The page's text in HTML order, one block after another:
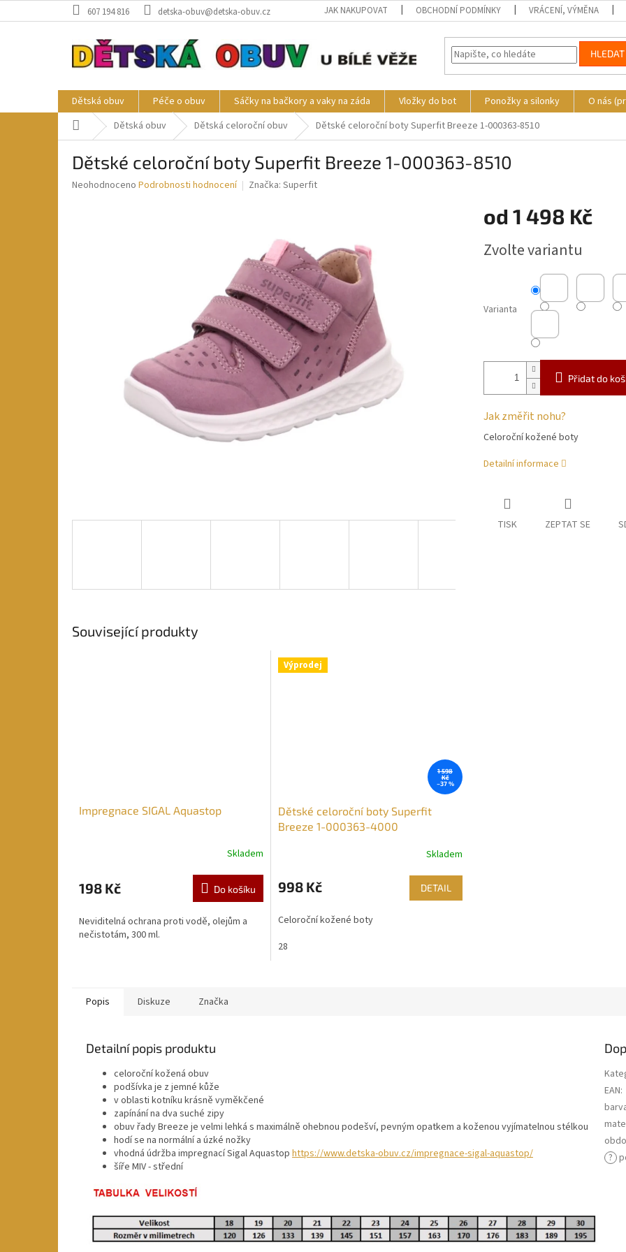
na
607 194 816 detska-obuv@detska-obuv.cz JAK NAKUPOVAT OBCHODNÍ PODMÍNKY VRÁCENÍ, VÝMĚNA
HLEDAT
Dětská obuv Péče o obuv Sáčky na bačkory a vaky na záda Vložky do bot Ponožky a silonky O nás
Domů Dětská obuv Dětská celoroční obuv Dětské celoroční boty Superfit Breeze 1-000363-8510
Dětské celoroční boty Superfit Breeze 1-000363-8510
Průměrné
Neohodnoceno Podrobnosti hodnocení Značka: Superfit
od 1 498 Kč
cena:
Zvolte variantu
Varianta
Přidat do
Jak změřit nohu?
Celoroční kožené boty
Detailní informace
TISK ZEPTAT SE
Související produkty
Impregnace SIGAL Aquastop
Skladem
198 Kč Do košíku
Neviditelná ochrana proti vodě, olejům a
nečistotám, 300 ml.
Výprodej
1 598
Kč
–37 %
Dětské celoroční boty Superfit
Breeze 1-000363-4000
Skladem
998 Kč DETAIL
Celoroční kožené boty
28
Popis Diskuze Značka
Detailní popis produktu
celoroční kožená obuv
podšívka je z jemné kůže
v oblasti kotníku krásně vyměkčené
zapínání na dva suché zipy
obuv řady Breeze je velmi lehká s maximálně ohebnou podešví, pevným opatkem a koženou vyjímatelnou stélkou
hodí se na normální a úzké nožky
vhodná údržba impregnací Sigal Aquastop https://www.detska-obuv.cz/impregnace-sigal-aquastop/
šíře MIV - střední
EAN:
?